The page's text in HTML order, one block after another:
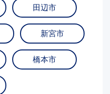
田辺市
新宮市
橋本市